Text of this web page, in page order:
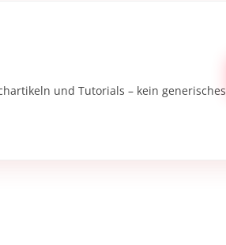
und Tutorials – kein generisches